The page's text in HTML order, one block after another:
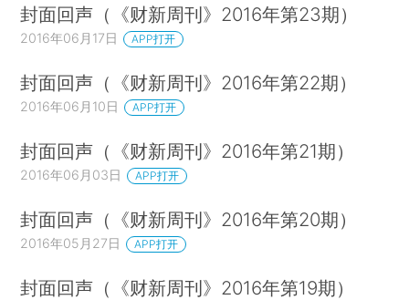
封面回声（《财新周刊》2016年第23期）
2016年06月17日 APP打开
封面回声（《财新周刊》2016年第22期）
2016年06月10日 APP打开
封面回声（《财新周刊》2016年第21期）
2016年06月03日 APP打开
封面回声（《财新周刊》2016年第20期）
2016年05月27日 APP打开
封面回声（《财新周刊》2016年第19期）